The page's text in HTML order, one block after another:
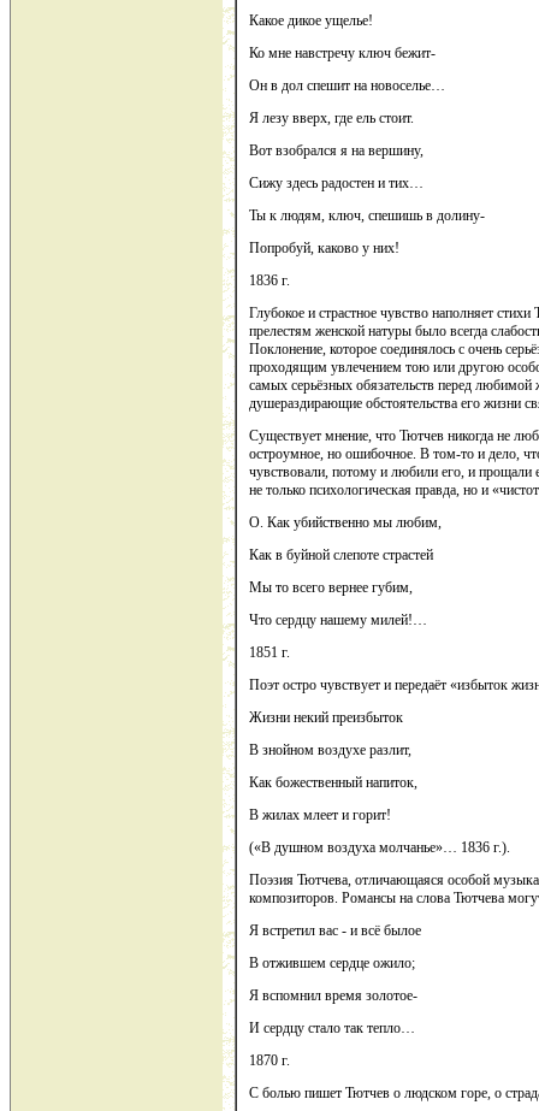
Какое дикое ущелье!
Ко мне навстречу ключ бежит-
Он в дол спешит на новоселье…
Я лезу вверх, где ель стоит.
Вот взобрался я на вершину,
Сижу здесь радостен и тих…
Ты к людям, ключ, спешишь в долину-
Попробуй, каково у них!
1836 г.
Глубокое и страстное чувство наполняет
прелестям женской натуры было всегда
Поклонение, которое соединялось с очень
проходящим увлечением тою или другою
самых серьёзных обязательств перед
душераздирающие обстоятельства его жизни
Существует мнение, что Тютчев никогда не
остроумное, но ошибочное. В том-то и дело,
чувствовали, потому и любили его, и
не только психологическая правда, но и
О. Как убийственно мы любим,
Как в буйной слепоте страстей
Мы то всего вернее губим,
Что сердцу нашему милей!…
1851 г.
Поэт остро чувствует и передаёт «избыток
Жизни некий преизбыток
В знойном воздухе разлит,
Как божественный напиток,
В жилах млеет и горит!
(«В душном воздуха молчанье»… 1836 г.).
Поэзия Тютчева, отличающаяся особой
композиторов. Романсы на слова Тютчева
Я встретил вас - и всё былое
В отжившем сердце ожило;
Я вспомнил время золотое-
И сердцу стало так тепло…
1870 г.
С болью пишет Тютчев о людском горе, о